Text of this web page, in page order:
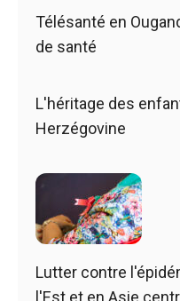
Télésanté en
de santé
L'héritage des
Herzégovine
Lutter contre
l'Est et en Asie